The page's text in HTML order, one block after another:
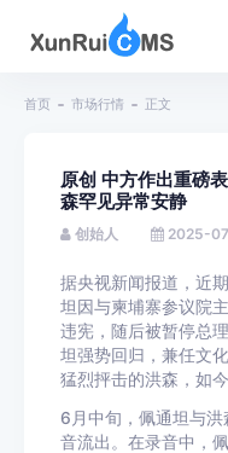
首页 市场行情 正文
原创 中方作出重磅
森罕见异常安静
创始人 2025-
据央视新闻报道，近
坦因与柬埔寨参议院
违宪，随后被暂停总
坦强势回归，兼任文
猛烈抨击的洪森，如
6月中旬，佩通坦与
音流出。在录音中，